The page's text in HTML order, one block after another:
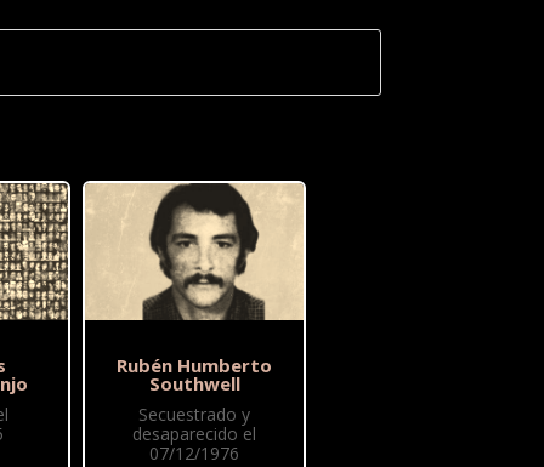
Rubén Humberto
Southwell
Secuestrado y
desaparecido el
07/12/1976